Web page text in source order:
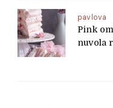
pavlova
Pink
nuvola